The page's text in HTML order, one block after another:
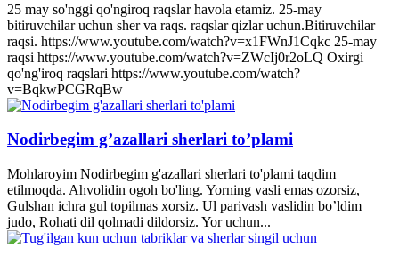
25 may so'nggi qo'ngiroq raqslar havola etamiz. 25-may
bitiruvchilar uchun sher va raqs. raqslar qizlar uchun.Bitiruvchilar
raqsi. https://www.youtube.com/watch?v=x1FWnJ1Cqkc 25-may
raqsi https://www.youtube.com/watch?v=ZWcIj0r2oLQ Oxirgi
qo'ng'iroq raqslari https://www.youtube.com/watch?
v=BqkwPCGRqBw
Nodirbegim g’azallari sherlari to’plami
Mohlaroyim Nodirbegim g'azallari sherlari to'plami taqdim
etilmoqda. Ahvolidin ogoh bo'ling. Yorning vasli emas ozorsiz,
Gulshan ichra gul topilmas xorsiz. Ul parivash vaslidin bo’ldim
judo, Rohati dil qolmadi dildorsiz. Yor uchun...